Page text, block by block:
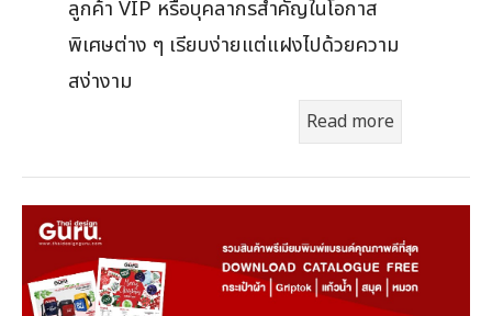
ลูกค้า VIP หรือบุคลากรสำคัญในโอกาส
พิเศษต่าง ๆ เรียบง่ายแต่แฝงไปด้วยความ
สง่างาม
Read more